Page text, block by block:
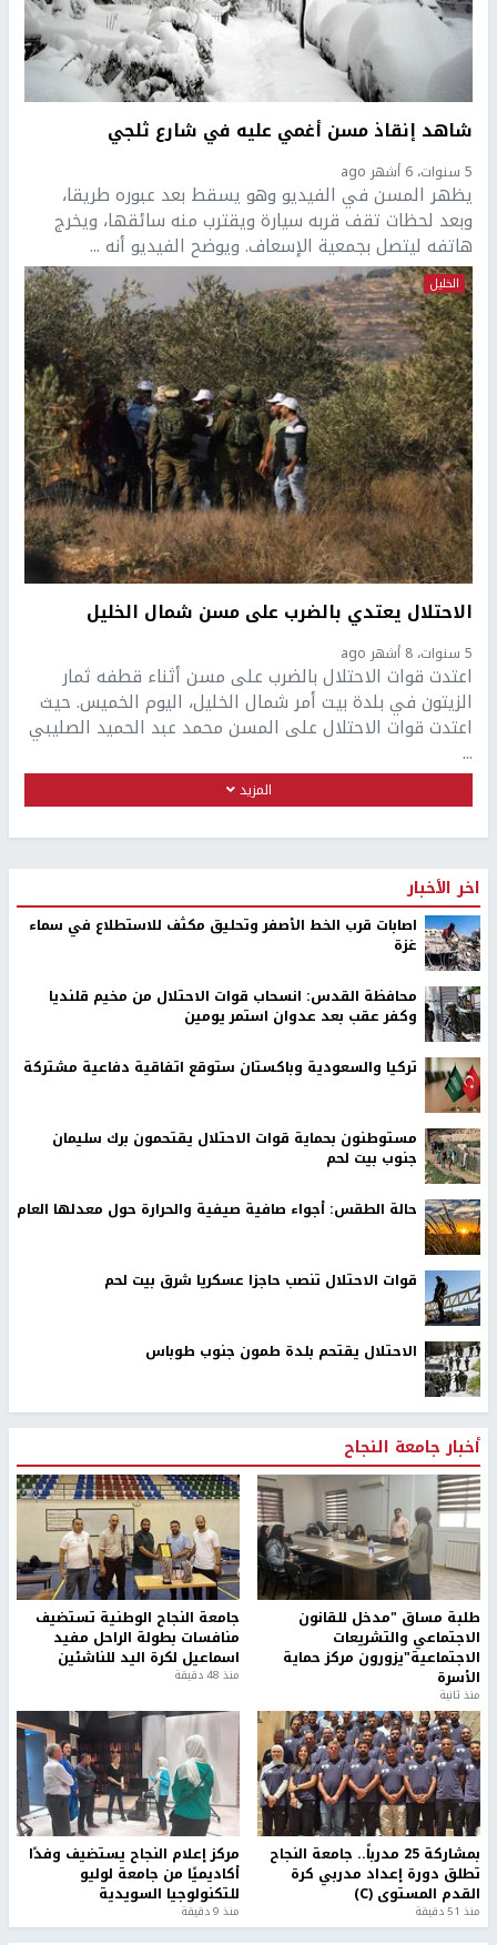
شاهد إنقاذ مسن أغمي عليه في شارع ثلجي
5 سنوات، 6 أشهر ago
يظهر المسن في الفيديو وهو يسقط بعد عبوره طريقا،
وبعد لحظات تقف قربه سيارة ويقترب منه سائقها، ويخرج
هاتفه ليتصل بجمعية الإسعاف. ويوضح الفيديو أنه ...
الخليل
الاحتلال يعتدي بالضرب على مسن شمال الخليل
5 سنوات، 8 أشهر ago
اعتدت قوات الاحتلال بالضرب على مسن أثناء قطفه ثمار
الزيتون في بلدة بيت أمر شمال الخليل، اليوم الخميس. حيث
اعتدت قوات الاحتلال على المسن محمد عبد الحميد الصليبي
...
المزيد
اخر الأخبار
اصابات قرب الخط الأصفر وتحليق مكثف للاستطلاع في سماء
غزة
محافظة القدس: انسحاب قوات الاحتلال من مخيم قلنديا
وكفر عقب بعد عدوان استمر يومين
تركيا والسعودية وباكستان ستوقع اتفاقية دفاعية مشتركة
مستوطنون بحماية قوات الاحتلال يقتحمون برك سليمان
جنوب بيت لحم
حالة الطقس: أجواء صافية صيفية والحرارة حول معدلها العام
قوات الاحتلال تنصب حاجزا عسكريا شرق بيت لحم
الاحتلال يقتحم بلدة طمون جنوب طوباس
أخبار جامعة النجاح
طلبة مساق "مدخل للقانون
الاجتماعي والتشريعات
الاجتماعية"يزورون مركز حماية
الأسرة
منذ ثانية
جامعة النجاح الوطنية تستضيف
منافسات بطولة الراحل مفيد
اسماعيل لكرة اليد للناشئين
منذ 48 دقيقة
بمشاركة 25 مدرباً.. جامعة النجاح
تطلق دورة إعداد مدربي كرة
القدم المستوى (C)
منذ 51 دقيقة
مركز إعلام النجاح يستضيف وفدًا
أكاديميًا من جامعة لوليو
للتكنولوجيا السويدية
منذ 9 دقيقة